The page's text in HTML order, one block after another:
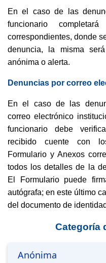
En el caso de las
funcionario
correspondientes, donde
denuncia, la misma
anónima o alerta.
Denuncias por correo
En el caso de las
correo electrónico
funcionario debe
recibido cuente con
Formulario y Anexos
todos los detalles de la
El Formulario puede
autógrafa; en este último
del documento de
Categoría
Anónima